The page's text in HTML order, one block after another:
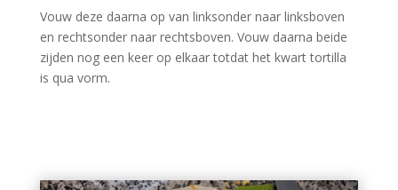
Vouw deze daarna op van linksonder naar linksboven
en rechtsonder naar rechtsboven. Vouw daarna beide
zijden nog een keer op elkaar totdat het kwart tortilla
is qua vorm.